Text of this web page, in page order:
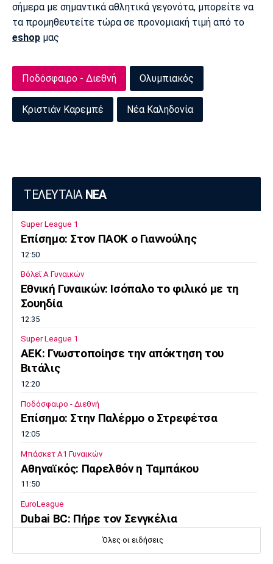
σήμερα με σημαντικά αθλητικά γεγονότα, μπορείτε να
τα προμηθευτείτε τώρα σε προνομιακή τιμή από το
eshop μας
Ποδόσφαιρο - Διεθνή Ολυμπιακός
Κριστιάν Καρεμπέ Νέα Καληδονία
ΤΕΛΕΥΤΑΙΑ ΝΕΑ
Super League 1
Επίσημο: Στον ΠΑΟΚ ο Γιαννούλης
12:50
Βόλεϊ Α Γυναικών
Εθνική Γυναικών: Ισόπαλο το φιλικό με τη
Σουηδία
12:35
Super League 1
ΑΕΚ: Γνωστοποίησε την απόκτηση του
Βιτάλις
12:20
Ποδόσφαιρο - Διεθνή
Επίσημο: Στην Παλέρμο ο Στρεφέτσα
12:05
Μπάσκετ Α1 Γυναικών
Αθηναϊκός: Παρελθόν η Ταμπάκου
11:50
EuroLeague
Dubai BC: Πήρε τον Σενγκέλια
Στίβος
Όλες οι ειδήσεις